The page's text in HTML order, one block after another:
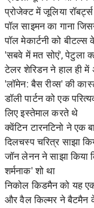
प्रोजेक्ट में जूलिया
पॉल साइमन का गाना
पॉल मेकार्टनी को बीटल्स
'सबवे में मत सोएं', पेटुला
टेलर शेरिडन ने हाल ही में
'लॉमेन: बैस रीव्स' की
डॉली पार्टन को एक
लिए इस्तेमाल करते थे
क्वेंटिन टारनटिनो ने
दिलचस्प चरित्र साझा
जॉन लेनन ने साझा किया
शर्मनाक' शो था
निकोल किडमैन को यह
और वैल किल्मर ने बैटमैन